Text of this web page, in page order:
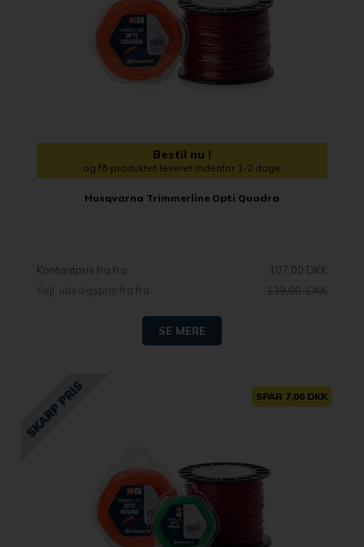
Bestil nu !
og få produktet leveret indenfor 1-2 dage
Husqvarna Trimmerline Opti Quadra
Kontantpris fra
107,00 DKK
Vejl. udsalgspris fra
139,00 DKK
SE MERE
SPAR 7,00 DKK